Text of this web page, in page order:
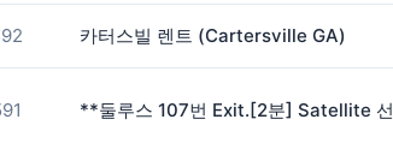
카터스빌 렌트 (Cartersville GA)